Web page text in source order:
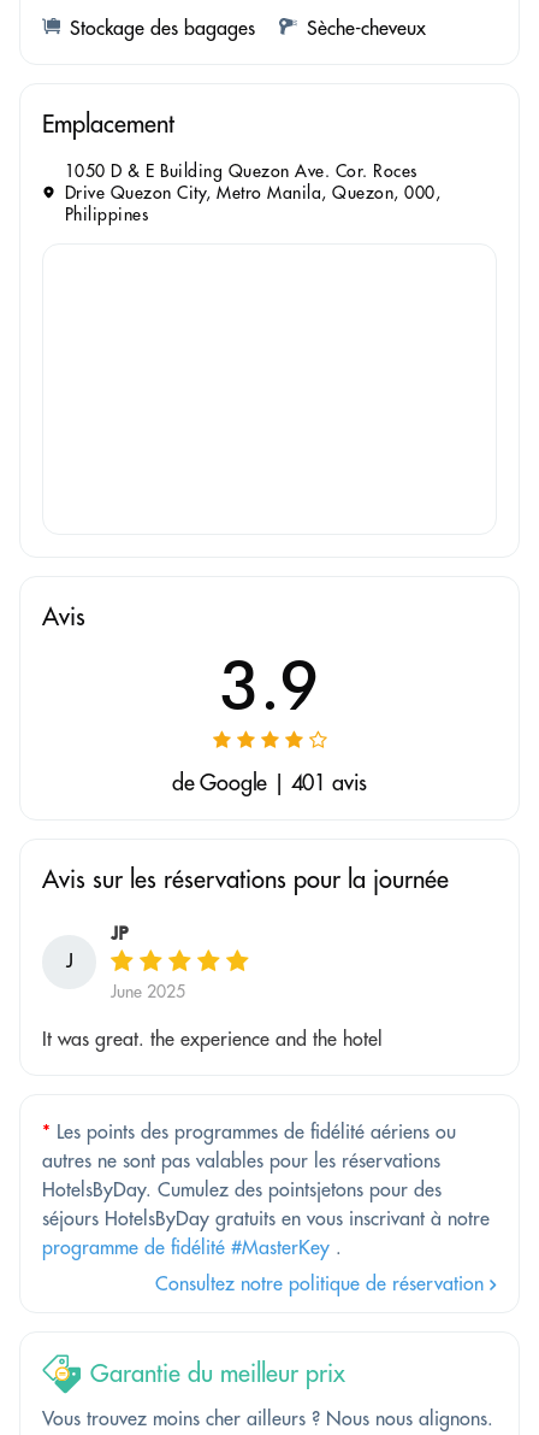
Stockage des bagages Sèche-cheveux
Emplacement
1050 D & E Building Quezon Ave. Cor. Roces
Drive Quezon City, Metro Manila, Quezon, 000,
Philippines
Avis
3.9
de Google | 401 avis
Avis sur les réservations pour la journée
J
JP
June 2025
It was great. the experience and the hotel
* Les points des programmes de fidélité aériens ou
autres ne sont pas valables pour les réservations
HotelsByDay. Cumulez des pointsjetons pour des
séjours HotelsByDay gratuits en vous inscrivant à notre
programme de fidélité #MasterKey .
Consultez notre politique de réservation
Garantie du meilleur prix
Vous trouvez moins cher ailleurs ? Nous nous alignons.